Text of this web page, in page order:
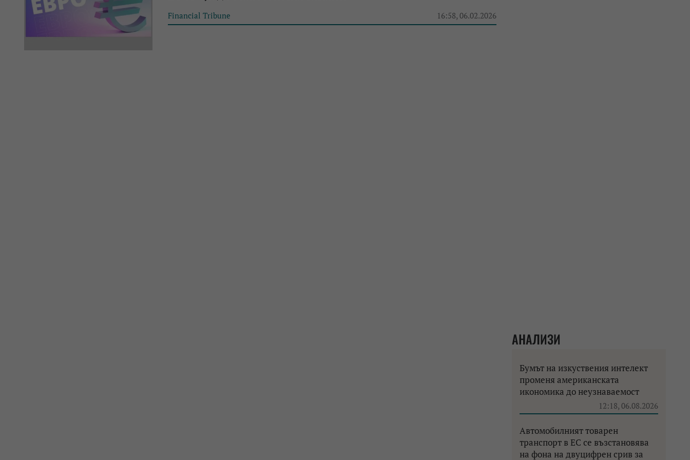
Financial Tribune 16:58, 06.02.2026
АНАЛИЗИ
Бумът на изкуствения интелект
променя американската
икономика до неузнаваемост
12:18, 06.08.2026
Автомобилният товарен
транспорт в ЕС се възстановява
на фона на двуцифрен срив за